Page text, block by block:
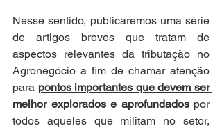
Nesse sentido, publicaremos uma série
de artigos breves que tratam de
aspectos relevantes da tributação no
Agronegócio a fim de chamar atenção
para pontos importantes que devem ser
melhor explorados e aprofundados por
todos aqueles que militam no setor,